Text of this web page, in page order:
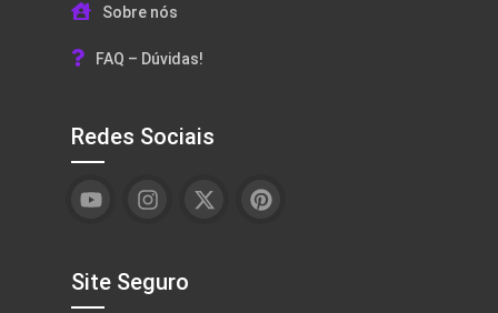
Sobre nós
FAQ – Dúvidas!
Redes Sociais
Site Seguro